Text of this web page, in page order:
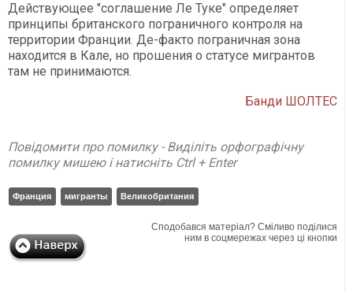
Действующее "соглашение Ле Туке" определяет
принципы британского пограничного контроля на
территории Франции. Де-факто пограничная зона
находится в Кале, но прошения о статусе мигрантов
там не принимаются.
Банди ШОЛТЕС
Повідомити про помилку - Виділіть орфографічну
помилку мишею і натисніть Ctrl + Enter
Франция мигранты Великобритания
Сподобався матеріал? Сміливо поділися
ним в соцмережах через ці кнопки